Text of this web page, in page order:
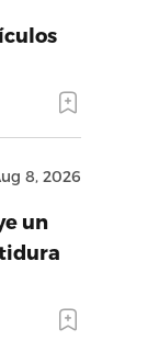
8, 2026
un